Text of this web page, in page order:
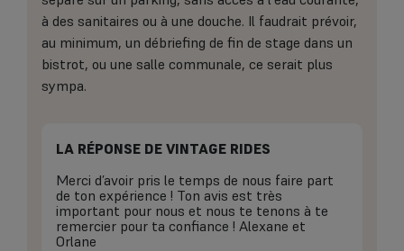
à des sanitaires ou à une douche. Il faudrait prévoir,
au minimum, un débriefing de fin de stage dans un
bistrot, ou une salle communale, ce serait plus
sympa.
LA RÉPONSE DE VINTAGE RIDES
Merci d’avoir pris le temps de nous faire part
de ton expérience ! Ton avis est très
important pour nous et nous te tenons à te
remercier pour ta confiance ! Alexane et
Orlane